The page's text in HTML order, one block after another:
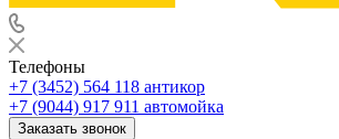
Телефоны
+7 (3452) 564 118 антикор
+7 (9044) 917 911 автомойка
Заказать звонок